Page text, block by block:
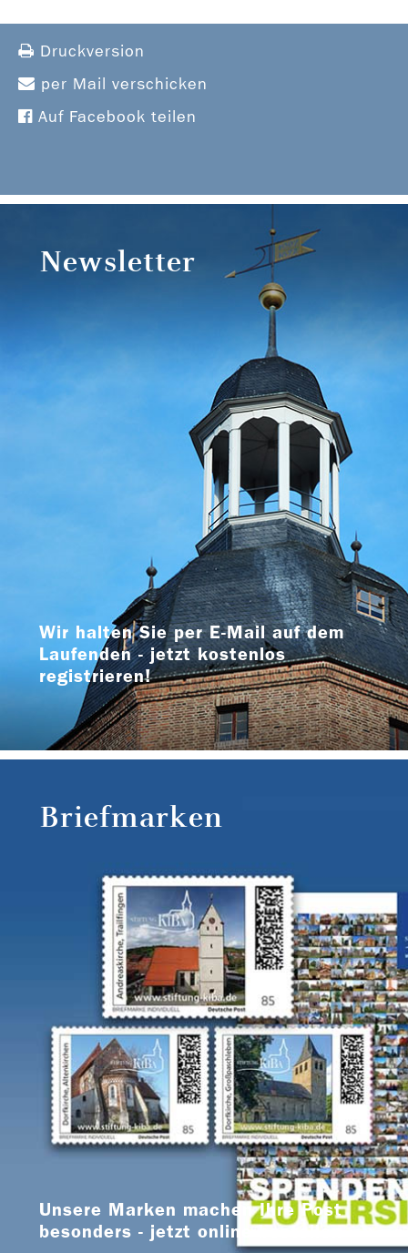
Druckversion
per Mail verschicken
Auf Facebook teilen
Newsletter
Wir halten Sie per E-Mail auf dem
Laufenden - jetzt kostenlos
registrieren!
Briefmarken
Unsere Marken machen Ihre Post
besonders - jetzt online bestellen